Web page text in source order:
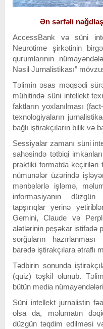
Ən sərfəli
AccessBank və süni
Neurotime şirkətinin
qurumlarının
Nəsil Jurnalistikası”
Təlimin əsas məqsədi
mühitində süni intellekt
faktların yoxlanılması
texnologiyaların
bağlı iştirakçıların bilik və
Sessiyalar zamanı süni
sahəsində tətbiqi
praktiki formatda keçirilən
nümunələr üzərində
mənbələrlə işləmə,
informasiyanın
tapşırıqlar yerinə
Gemini, Claude və
alətlərinin peşəkar istifadə
sorğuların
barədə iştirakçılara ətraflı
Tədbirin sonunda
(quiz) təşkil olunub.
bütün media
Süni intellekt jurnalistin
olsa da, məlumatın
düzgün təqdim edilməsi